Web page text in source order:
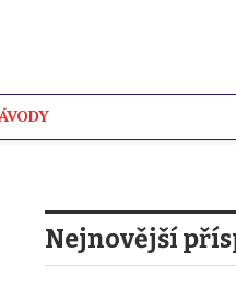
Nejnovější